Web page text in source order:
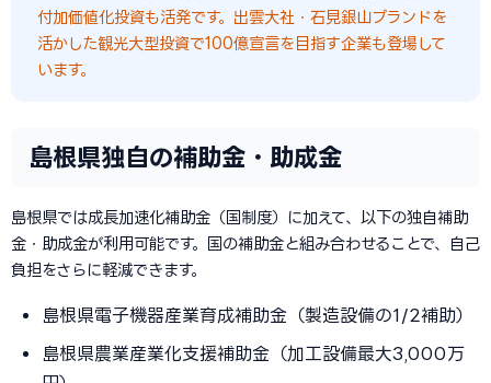
付加価値化投資も活発です。出雲大社・石見銀山ブランドを
活かした観光大型投資で100億宣言を目指す企業も登場して
います。
島根県独自の補助金・助成金
島根県では成長加速化補助金（国制度）に加えて、以下の独自補助
金・助成金が利用可能です。国の補助金と組み合わせることで、自己
負担をさらに軽減できます。
島根県電子機器産業育成補助金（製造設備の1/2補助）
島根県農業産業化支援補助金（加工設備最大3,000万